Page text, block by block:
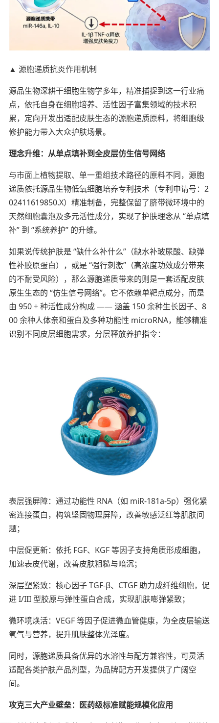
▲ 源胞递质抗炎作用机制
源品生物深耕干细胞生物学多年，精准捕捉到这一行业痛
点，依托自身在细胞培养、活性因子富集领域的技术积
累，定向开发出适配皮肤生态的源胞递质原料，将细胞级
修护能力带入大众护肤场景。
理念升维：从单点填补到全皮层仿生信号网络
与市面上植物提取、单一重组技术路径的原料不同，源胞
递质依托源品生物低氧细胞培养专利技术（专利申请号：2
02411619850.X）精准制备，完整保留了脐带微环境中的
天然细胞囊泡及多元活性成分，实现了护肤理念从 “单点填
补” 到 “系统养护” 的升维。
如果说传统护肤是 “缺什么补什么”（缺水补玻尿酸、缺弹
性补胶原蛋白），或是 “强行刺激”（高浓度功效成分带来
的不耐受风险），那么源胞递质带来的则是一套适配皮肤
原生生态的 “仿生信号网络”。它不依赖单靶点成分，而是
由 950 + 种活性成分构成 —— 涵盖 150 余种生长因子、8
00 余种人体亲和蛋白及多种功能性 microRNA，能够精准
识别不同皮层细胞需求，分层释放养护指令：
表层强屏障：通过功能性 RNA（如 miR-181a-5p）强化紧
密连接蛋白，构筑坚固物理屏障，改善敏感泛红等肌肤问
题；
中层促更新：依托 FGF、KGF 等因子支持角质形成细胞，
加速表皮代谢，改善皮肤粗糙与暗沉；
深层塑紧致：核心因子 TGF-β、CTGF 助力成纤维细胞，促
进 I/III 型胶原与弹性蛋白合成，实现肌肤嘭弹紧致；
微环境焕活：VEGF 等因子促进微血管健康，为全皮层输送
氧气与营养，提升肌肤整体光泽度。
同时，源胞递质具备优异的水溶性与配方兼容性，可灵活
适配各类护肤产品剂型，为品牌配方开发提供了广阔空
间。
攻克三大产业壁垒：医药级标准赋能规模化应用